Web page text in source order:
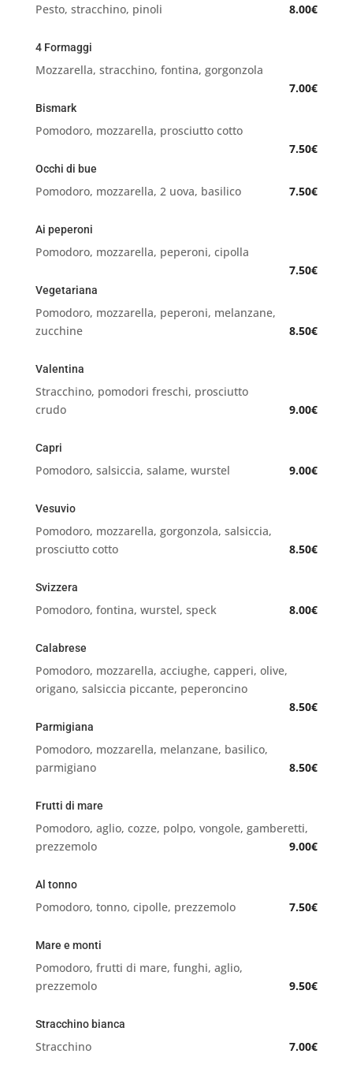
Pesto, stracchino, pinoli 8.00€
4 Formaggi
Mozzarella, stracchino, fontina, gorgonzola
7.00€
Bismark
Pomodoro, mozzarella, prosciutto cotto
7.50€
Occhi di bue
Pomodoro, mozzarella, 2 uova, basilico 7.50€
Ai peperoni
Pomodoro, mozzarella, peperoni, cipolla
7.50€
Vegetariana
Pomodoro, mozzarella, peperoni, melanzane,
zucchine
8.50€
Valentina
Stracchino, pomodori freschi, prosciutto
crudo
9.00€
Capri
Pomodoro, salsiccia, salame, wurstel 9.00€
Vesuvio
Pomodoro, mozzarella, gorgonzola, salsiccia,
prosciutto cotto
8.50€
Svizzera
Pomodoro, fontina, wurstel, speck 8.00€
Calabrese
Pomodoro, mozzarella, acciughe, capperi, olive,
origano, salsiccia piccante, peperoncino
8.50€
Parmigiana
Pomodoro, mozzarella, melanzane, basilico,
parmigiano
8.50€
Frutti di mare
Pomodoro, aglio, cozze, polpo, vongole, gamberetti,
prezzemolo
9.00€
Al tonno
Pomodoro, tonno, cipolle, prezzemolo 7.50€
Mare e monti
Pomodoro, frutti di mare, funghi, aglio,
prezzemolo
9.50€
Stracchino bianca
Stracchino 7.00€